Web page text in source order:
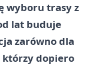
wyboru trasy z
lat buduje
zarówno dla
którzy dopiero